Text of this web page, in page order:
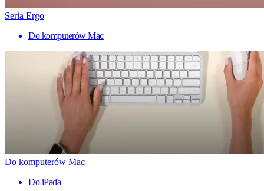
Seria Ergo
Do komputerów Mac
Do komputerów Mac
Do iPada